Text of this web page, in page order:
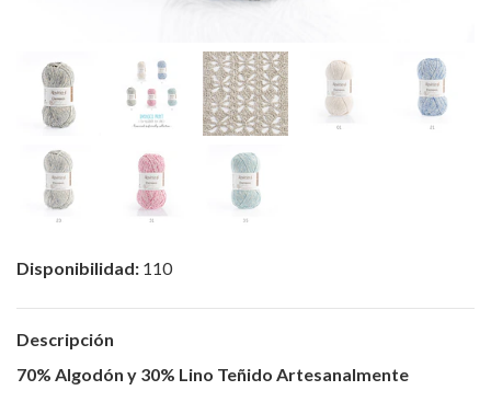
Disponibilidad: 110
Descripción
70% Algodón y 30% Lino Teñido Artesanalmente